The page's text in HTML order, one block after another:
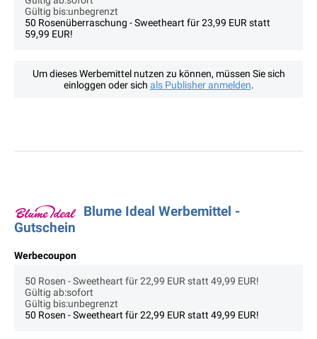
Gültig bis:unbegrenzt
50 Rosenüberraschung - Sweetheart für 23,99 EUR statt
59,99 EUR!
Um dieses Werbemittel nutzen zu können, müssen Sie sich
einloggen oder sich als Publisher anmelden.
Blume Ideal Werbemittel -
Gutschein
Werbecoupon
50 Rosen - Sweetheart für 22,99 EUR statt 49,99 EUR!
Gültig ab:sofort
Gültig bis:unbegrenzt
50 Rosen - Sweetheart für 22,99 EUR statt 49,99 EUR!